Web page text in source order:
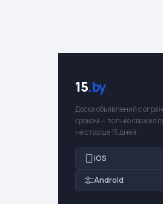
15.by
Доска объявлений с
сроком — только свежие
не старше 15 дней.
iOS
Android